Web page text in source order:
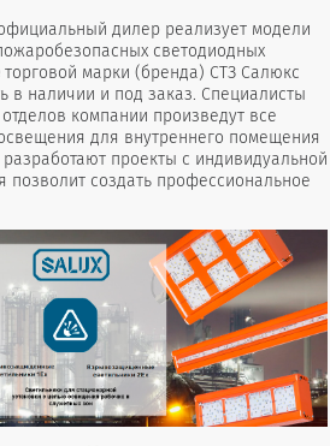
дилер реализует модели
светодиодных
торговой марки (бренда) СТЗ Салюкс
в наличии и под заказ. Специалисты
компании произведут все
для внутреннего помещения
проекты с индивидуальной
позволит создать профессиональное